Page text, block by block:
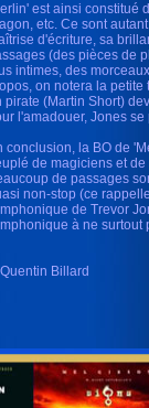
est ainsi constitué
etc. Ce sont
d'écriture, sa
(des pièces de
intimes, des
on notera la
pirate (Martin Short)
l'amadouer, Jones
conclusion, la BO de
de magiciens et
de passages
non-stop (ce
de Trevor
à ne surtout
Billard